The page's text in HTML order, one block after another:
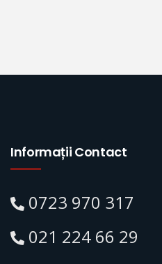
Informații Contact
0723 970 317
021 224 66 29